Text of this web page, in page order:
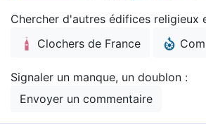
Chercher d'autres édifices religieux
Clochers de France
Signaler un manque, un doublon :
Envoyer un commentaire